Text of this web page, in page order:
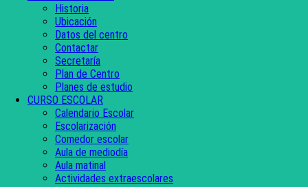
Historia
Ubicación
Datos del centro
Contactar
Secretaría
Plan de Centro
Planes de estudio
CURSO ESCOLAR
Calendario Escolar
Escolarización
Comedor escolar
Aula de mediodía
Aula matinal
Actividades extraescolares